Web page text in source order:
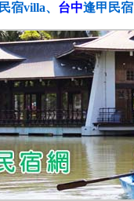
民宿villa、 台中逢甲民